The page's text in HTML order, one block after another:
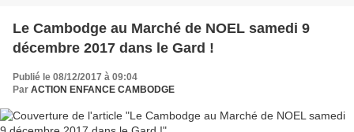
Le Cambodge au Marché de NOEL samedi 9
décembre 2017 dans le Gard !
Publié le 08/12/2017 à 09:04
Par ACTION ENFANCE CAMBODGE